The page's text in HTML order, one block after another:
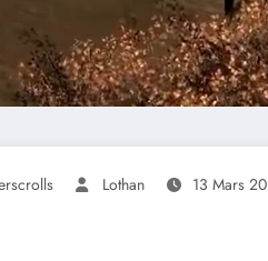
Lothan
13 Mars